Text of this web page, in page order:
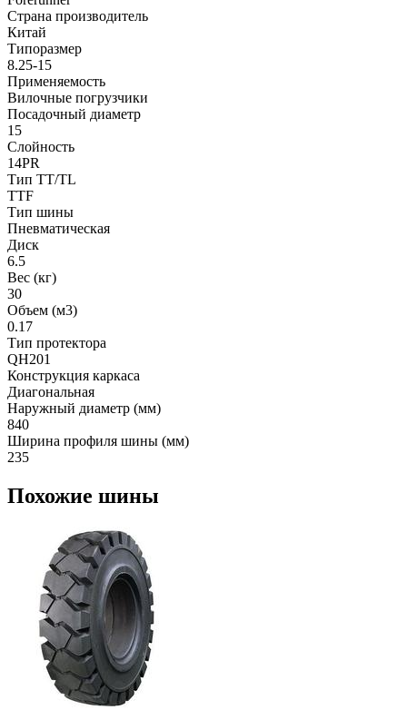
Страна производитель
Китай
Типоразмер
8.25-15
Применяемость
Вилочные погрузчики
Посадочный диаметр
15
Слойность
14PR
Тип TT/TL
TTF
Тип шины
Пневматическая
Диск
6.5
Вес (кг)
30
Объем (м3)
0.17
Тип протектора
QH201
Конструкция каркаса
Диагональная
Наружный диаметр (мм)
840
Ширина профиля шины (мм)
235
Похожие шины